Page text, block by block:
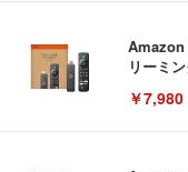
Amazon
リーミ
￥7,980